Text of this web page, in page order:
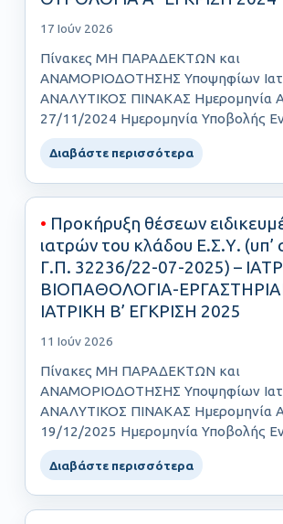
17 Ιούν 2026
Πίνακες ΜΗ ΠΑΡΑΔΕΚΤΩΝ και
ΑΝΑΜΟΡΙΟΔΟΤΗΣΗΣ Υποψηφίων
ΑΝΑΛΥΤΙΚΟΣ ΠΙΝΑΚΑΣ Ημερομηνία
27/11/2024 Ημερομηνία Υποβολής
έως και: 03/12/2024……
Διαβάστε περισσότερα
• Προκήρυξη θέσεων
ιατρών του κλάδου Ε.Σ.Υ. (υπ’
Γ.Π. 32236/22-07-2025) –
ΒΙΟΠΑΘΟΛΟΓΙΑ-
ΙΑΤΡΙΚΗ Β’ ΕΓΚΡΙΣΗ 2025
11 Ιούν 2026
Πίνακες ΜΗ ΠΑΡΑΔΕΚΤΩΝ και
ΑΝΑΜΟΡΙΟΔΟΤΗΣΗΣ Υποψηφίων
ΑΝΑΛΥΤΙΚΟΣ ΠΙΝΑΚΑΣ Ημερομηνία
19/12/2025 Ημερομηνία Υποβολής
έως και: 29/12/2025……
Διαβάστε περισσότερα